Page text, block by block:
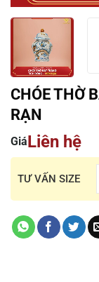
CHÓE THỜ
RẠN
GiáLiên hệ
TƯ VẤN SIZE